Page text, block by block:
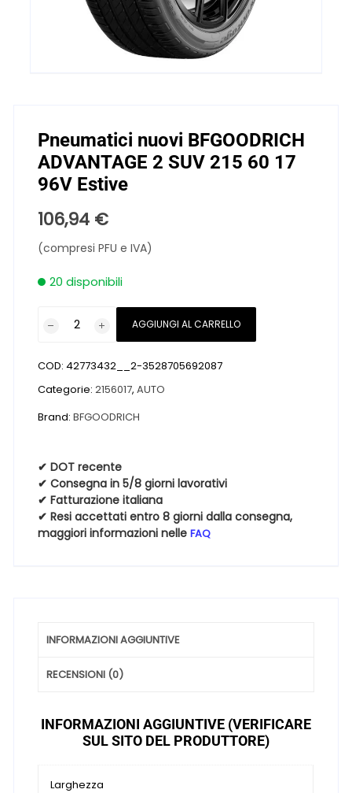
Pneumatici nuovi BFGOODRICH
ADVANTAGE 2 SUV 215 60 17
96V Estive
106,94 €
(compresi PFU e IVA)
20 disponibili
ADVANTAGE
2
17
96V
Estive
quantità
AGGIUNGI AL CARRELLO
COD:42773432__2-3528705692087
Categorie:2156017,AUTO
Brand:BFGOODRICH
✔ DOT recente
✔ Consegna in 5/8 giorni lavorativi
✔ Fatturazione italiana
✔ Resi accettati entro 8 giorni dalla consegna,
maggiori informazioni nelleFAQ
INFORMAZIONI AGGIUNTIVE
RECENSIONI (0)
INFORMAZIONI AGGIUNTIVE (VERIFICARE
SUL SITO DEL PRODUTTORE)
Larghezza